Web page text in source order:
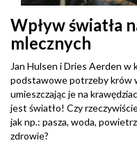
Wpływ światła
mlecznych
Jan Hulsen i Dries Aerden w
podstawowe potrzeby krów
umieszczając je na
jest światło! Czy
jak np.: pasza, woda,
zdrowie?